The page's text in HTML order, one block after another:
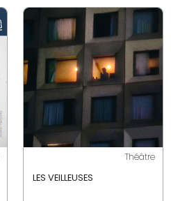
Théâtre
LES VEILLEUSES